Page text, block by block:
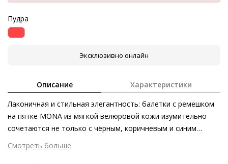
Пудра
Эксклюзивно онлайн
Описание Характеристики
Лаконичная и стильная элегантность: балетки с ремешком
на пятке MONA из мягкой велюровой кожи изумительно
сочетаются не только с чёрным, коричневым и синим
цветом, но также с алыми и пудровыми оттенками.
Классически женственные и комфортные босоножки станут
Смотреть больше